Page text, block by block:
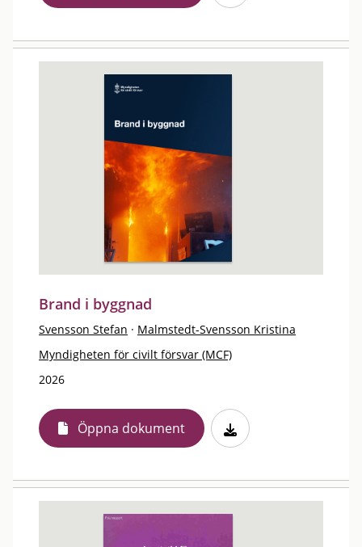
Brand i byggnad
Svensson Stefan · Malmstedt-Svensson Kristina
Myndigheten för civilt försvar (MCF)
2026
Öppna dokument